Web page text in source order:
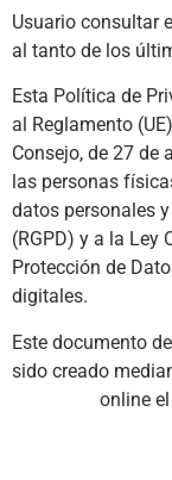
Usuario consultar
al tanto de los
Esta Política de
al Reglamento
Consejo, de 27 de
las personas
datos personales
(RGPD) y a la Ley
Protección de
digitales.
Este documento
sido creado
online